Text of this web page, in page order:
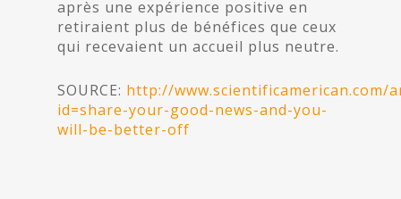
après une expérience positive en
retiraient plus de bénéfices que ceux
qui recevaient un accueil plus neutre.
SOURCE: http://www.scientificamerican.com/
id=share-your-good-news-and-you-
will-be-better-off